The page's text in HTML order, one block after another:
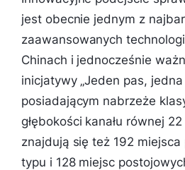
jest obecnie jednym z
zaawansowanych
Chinach i jednocześnie
inicjatywy „Jeden pas, jedna
posiadającym nabrzeże
głębokości kanału równej
znajdują się też 192
typu i 128 miejsc